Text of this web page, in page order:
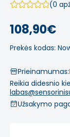
(0
108,90€
Prekės kodas:
Prieinamumas:
Reikia didesnio
Užsakymo